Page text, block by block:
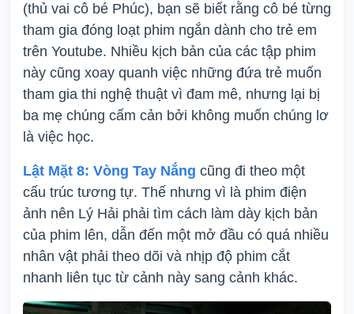
(thủ vai cô bé Phúc), bạn sẽ biết rằng cô bé từng
tham gia đóng loạt phim ngắn dành cho trẻ em
trên Youtube. Nhiều kịch bản của các tập phim
này cũng xoay quanh việc những đứa trẻ muốn
tham gia thi nghệ thuật vì đam mê, nhưng lại bị
ba mẹ chúng cấm cản bởi không muốn chúng lơ
là việc học.
Lật Mặt 8: Vòng Tay Nắng cũng đi theo một
cấu trúc tương tự. Thế nhưng vì là phim điện
ảnh nên Lý Hải phải tìm cách làm dày kịch bản
của phim lên, dẫn đến một mở đầu có quá nhiều
nhân vật phải theo dõi và nhịp độ phim cắt
nhanh liên tục từ cảnh này sang cảnh khác.